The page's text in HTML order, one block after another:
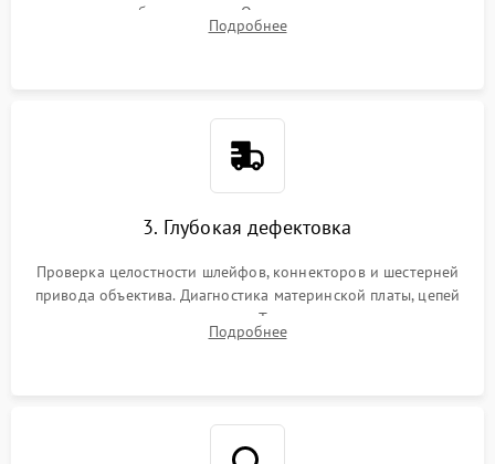
вспышки для безопасности. Очистка внутренних узлов от
пыли, песка и следов влаги с помощью спецсредств.
Подробнее
3. Глубокая дефектовка
Проверка целостности шлейфов, коннекторов и шестерней
привода объектива. Диагностика материнской платы, цепей
питания и картоприемника. Тестирование механизма
затвора и блока внутрикамерной стабилизации.
Подробнее